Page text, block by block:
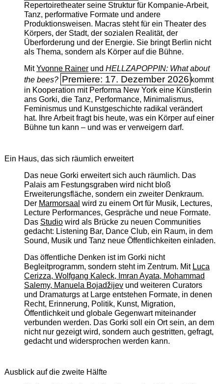
Repertoiretheater seine Struktur für Kompanie-Arbeit,
Tanz, performative Formate und andere
Produktionsweisen. Macras steht für ein Theater des
Körpers, der Stadt, der sozialen Realität, der
Überforderung und der Energie. Sie bringt Berlin nicht
als Thema, sondern als Körper auf die Bühne.
MitYvonne Rainerund HELLZAPOPPIN: What about
the bees? Premiere: 17. Dezember 2026 kommt
in Kooperation mit Performa New York eine Künstlerin
ans Gorki, die Tanz, Performance, Minimalismus,
Feminismus und Kunstgeschichte radikal verändert
hat. Ihre Arbeit fragt bis heute, was ein Körper auf einer
Bühne tun kann – und was er verweigern darf.
Ein Haus, das sich räumlich erweitert
Das neue Gorki erweitert sich auch räumlich. Das
Palais am Festungsgraben wird nicht bloß
Erweiterungsfläche, sondern ein zweiter Denkraum.
Der Marmorsaal wird zu einem Ort für Musik, Lectures,
Lecture Performances, Gespräche und neue Formate.
Das Studiowird als Brücke zu neuen Communities
gedacht: Listening Bar, Dance Club, ein Raum, in dem
Sound, Musik und Tanz neue Öffentlichkeiten einladen.
Das öffentliche Denken ist im Gorki nicht
Begleitprogramm, sondern steht im Zentrum. Mit Luca
Cerizza, Wolfgang Kaleck, Imran Ayata, Mohammad
Salemy, Manuela Bojadžijevund weiteren Curators
und Dramaturgs at Large entstehen Formate, in denen
Recht, Erinnerung, Politik, Kunst, Migration,
Öffentlichkeit und globale Gegenwart miteinander
verbunden werden. Das Gorki soll ein Ort sein, an dem
nicht nur gezeigt wird, sondern auch gestritten, gefragt,
gedacht und widersprochen werden kann.
Ausblick auf die zweite Hälfte